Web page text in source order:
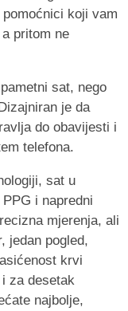
koji vam
pritom ne
sat, nego
je da
do obavijesti i
telefona.
sat u
i napredni
mjerenja, ali
jedan pogled,
krvi
za desetak
najbolje,